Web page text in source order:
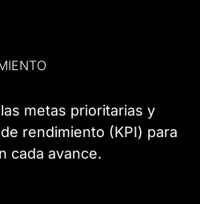
metas prioritarias y
rendimiento (KPI) para
cada avance.